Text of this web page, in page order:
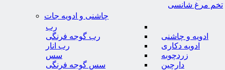
تخم مرغ شانسی
چاشنی و ادویه جات
ادویه و چاشنی
ادویه دکاری
زردچوبه
دارچین
رب
رب گوجه فرنگی
رب انار
سس
سس گوجه فرنگی